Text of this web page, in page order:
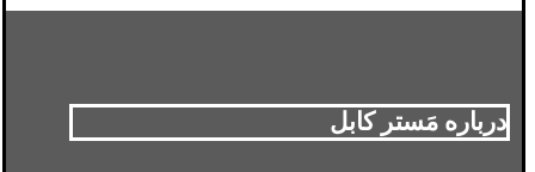
درباره مَستر کابل